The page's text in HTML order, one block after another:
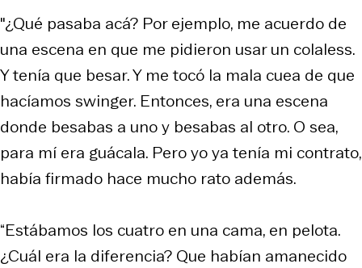
"¿Qué pasaba acá? Por ejemplo, me acuerdo de
una escena en que me pidieron usar un colaless.
Y tenía que besar. Y me tocó la mala cuea de que
hacíamos swinger. Entonces, era una escena
donde besabas a uno y besabas al otro. O sea,
para mí era guácala. Pero yo ya tenía mi contrato,
había firmado hace mucho rato además.
“Estábamos los cuatro en una cama, en pelota.
¿Cuál era la diferencia? Que habían amanecido